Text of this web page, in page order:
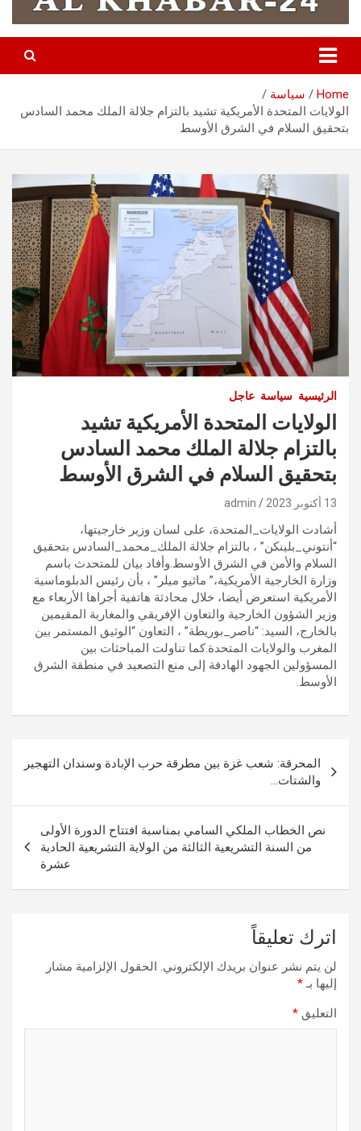
Home
سياسة
الولايات المتحدة الأمريكية تشيد بالتزام جلالة الملك محمد السادس
بتحقيق السلام في الشرق الأوسط
الرئيسية سياسة عاجل
الولايات المتحدة الأمريكية تشيد
بالتزام جلالة الملك محمد السادس
بتحقيق السلام في الشرق الأوسط
13 أكتوبر 2023 admin
أشادت الولايات_المتحدة، على لسان وزير خارجيتها،
“أنتوني_بلينكن” ، بالتزام جلالة الملك_محمد_السادس بتحقيق
السلام والأمن في الشرق الأوسط.وأفاد بيان للمتحدث باسم
وزارة الخارجية الأمريكية،” ماثيو ميلر” ، بأن رئيس الدبلوماسية
الأمريكية استعرض أيضا، خلال محادثة هاتفية أجراها الأربعاء مع
وزير الشؤون الخارجية والتعاون الإفريقي والمغاربة المقيمين
بالخارج، السيد: “ناصر_بوريطة” ، التعاون “الوثيق المستمر بين
المغرب والولايات المتحدة.كما تناولت المباحثات بين
المسؤولين الجهود الهادفة إلى منع التصعيد في منطقة الشرق
الأوسط.
المقالات
المحرقة: شعب غزة بين مطرقة حرب الإبادة وسندان التهجير
والشتات…
نص الخطاب الملكي السامي بمناسبة افتتاح الدورة الأولى
من السنة التشريعية الثالثة من الولاية التشريعية الحادية
عشرة
اترك تعليقاً
لن يتم نشر عنوان بريدك الإلكتروني. الحقول الإلزامية مشار
إليها بـ*
التعليق *